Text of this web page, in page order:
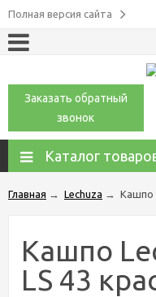
Полная версия сайта
Заказать обратный
звонок
Каталог
Главная → Lechuza → Кашпо
Кашпо
LS 43